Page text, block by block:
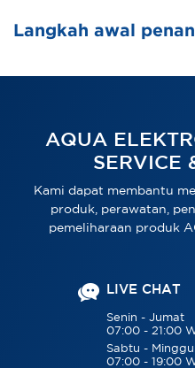
Langkah awal
AQUA
SERVICE
Kami dapat membantu
produk, perawatan,
pemeliharaan produk
LIVE CHAT
Senin - Jumat
07:00 - 21:00
Sabtu - Minggu
07:00 - 19:00